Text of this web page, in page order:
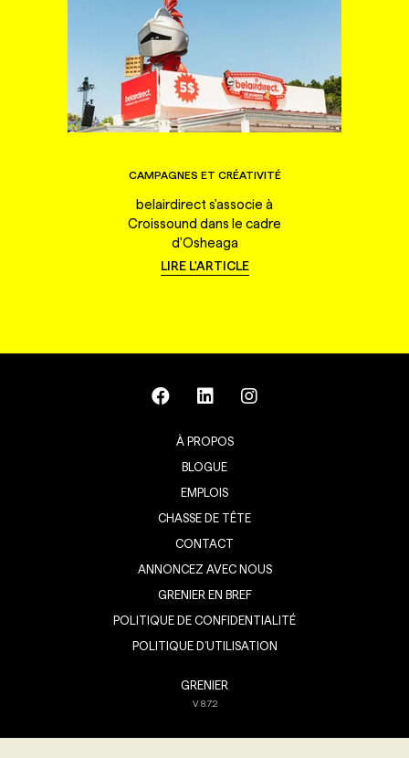
CAMPAGNES ET CRÉATIVITÉ
belairdirect s'associe à
Croissound dans le cadre
d'Osheaga
LIRE L'ARTICLE
À PROPOS
BLOGUE
EMPLOIS
CHASSE DE TÊTE
CONTACT
ANNONCEZ AVEC NOUS
GRENIER EN BREF
POLITIQUE DE CONFIDENTIALITÉ
POLITIQUE D’UTILISATION
GRENIER
V8.7.2